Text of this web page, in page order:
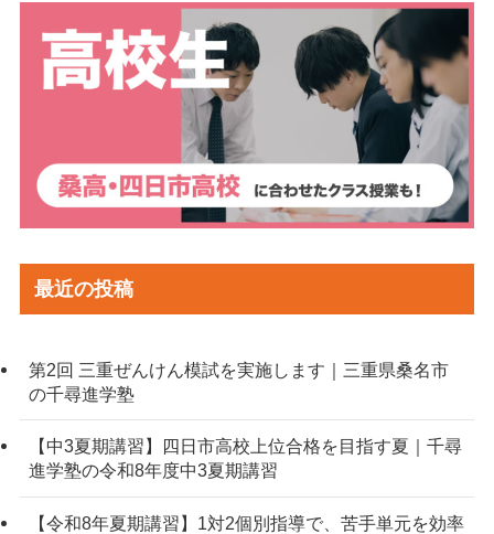
最近の投稿
第2回 三重ぜんけん模試を実施します｜三重県桑名市
の千尋進学塾
【中3夏期講習】四日市高校上位合格を目指す夏｜千尋
進学塾の令和8年度中3夏期講習
【令和8年夏期講習】1対2個別指導で、苦手単元を効率